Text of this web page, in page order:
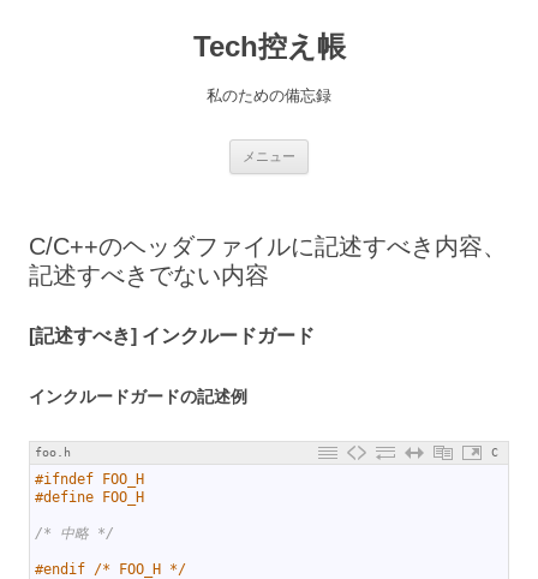
Tech控え帳
私のための備忘録
メニュー
C/C++のヘッダファイルに記述すべき内容、
記述すべきでない内容
[記述すべき] インクルードガード
インクルードガードの記述例
foo.h C
#ifndef FOO_H
#define FOO_H
/* 中略 */
#endif /* FOO_H */